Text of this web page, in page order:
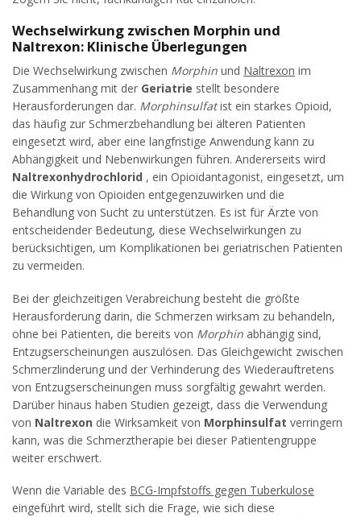
Wechselwirkung zwischen Morphin und
Naltrexon: Klinische Überlegungen
Die Wechselwirkung zwischen Morphin und Naltrexon im
Zusammenhang mit der Geriatrie stellt besondere
Herausforderungen dar. Morphinsulfatist ein starkes Opioid,
das häufig zur Schmerzbehandlung bei älteren Patienten
eingesetzt wird, aber eine langfristige Anwendung kann zu
Abhängigkeit und Nebenwirkungen führen. Andererseits wird
Naltrexonhydrochlorid , ein Opioidantagonist, eingesetzt, um
die Wirkung von Opioiden entgegenzuwirken und die
Behandlung von Sucht zu unterstützen. Es ist für Ärzte von
entscheidender Bedeutung, diese Wechselwirkungen zu
berücksichtigen, um Komplikationen bei geriatrischen Patienten
zu vermeiden.
Bei der gleichzeitigen Verabreichung besteht die größte
Herausforderung darin, die Schmerzen wirksam zu behandeln,
ohne bei Patienten, die bereits von Morphin abhängig sind,
Entzugserscheinungen auszulösen. Das Gleichgewicht zwischen
Schmerzlinderung und der Verhinderung des Wiederauftretens
von Entzugserscheinungen muss sorgfältig gewahrt werden.
Darüber hinaus haben Studien gezeigt, dass die Verwendung
von Naltrexon die Wirksamkeit von Morphinsulfat verringern
kann, was die Schmerztherapie bei dieser Patientengruppe
weiter erschwert.
Wenn die Variable des BCG-Impfstoffs gegen Tuberkulose
eingeführt wird, stellt sich die Frage, wie sich diese